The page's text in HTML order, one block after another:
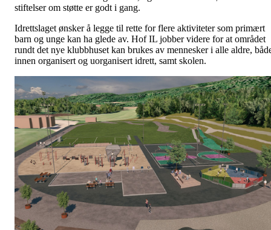
stiftelser om støtte er godt i gang.
Idrettslaget ønsker å legge til rette for flere aktiviteter som primært
barn og unge kan ha glede av. Hof IL jobber videre for at området
rundt det nye klubbhuset kan brukes av mennesker i alle aldre,
innen organisert og uorganisert idrett, samt skolen.